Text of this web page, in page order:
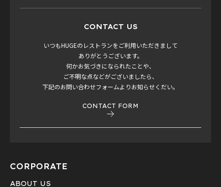
CONTACT US
いつもHUGEのレストランをご利用いただきまして
ありがとうございます。
何かお気づきになられたことや、
ご不明な点などがございましたら、
下記のお問い合わせフォームよりお知らせくだい。
CONTACT FORM
CORPORATE
ABOUT US